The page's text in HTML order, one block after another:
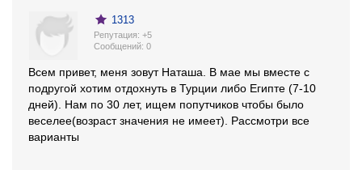
1313
Репутация: +5
Cообщений: 0
Всем привет, меня зовут Наташа. В мае мы вместе с
подругой хотим отдохнуть в Турции либо Египте (7-10
дней). Нам по 30 лет, ищем попутчиков чтобы было
веселее(возраст значения не имеет). Рассмотри все
варианты